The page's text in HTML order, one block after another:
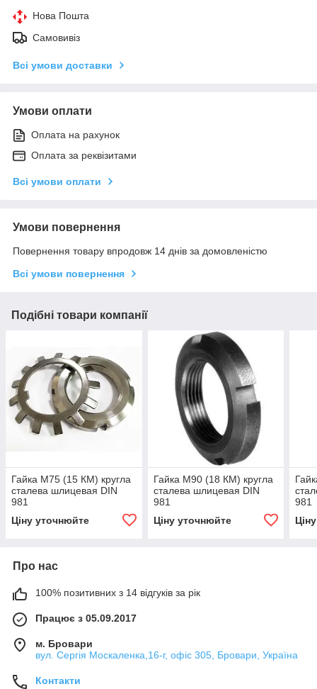
Нова Пошта
Самовивіз
Всі умови доставки
Умови оплати
Оплата на рахунок
Оплата за реквізитами
Всі умови оплати
Умови повернення
Повернення товару впродовж 14 днів за домовленістю
Всі умови повернення
Подібні товари компанії
Гайка М75 (15 КМ) кругла
сталева шлицевая DIN
981
Ціну уточнюйте
Гайка М90 (18 КМ) кругла
сталева шлицевая DIN
981
Ціну уточнюйте
981
Про нас
100% позитивних з 14 відгуків за рік
Працює з 05.09.2017
м. Бровари
вул. Сергія Москаленка,16-г, офіс 305, Бровари, Україна
Контакти